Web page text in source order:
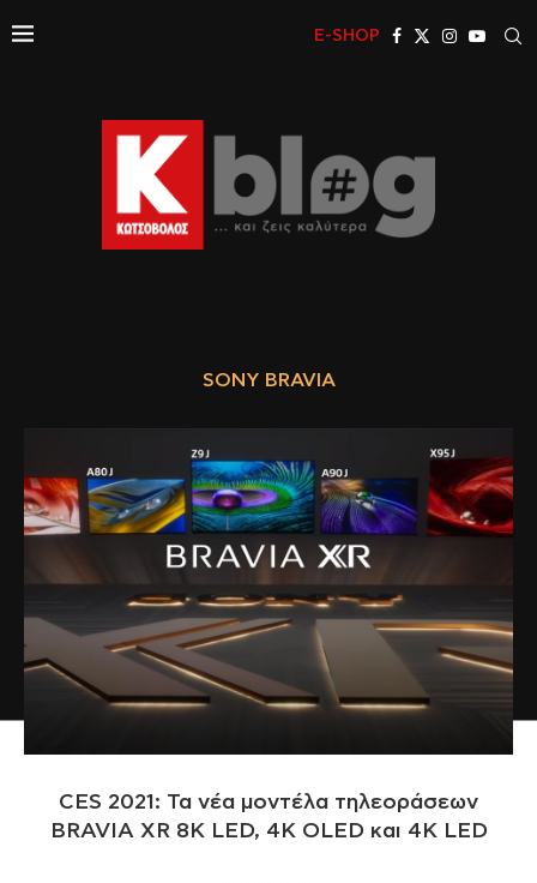
E-SHOP
SONY BRAVIA
CES 2021: Τα νέα μοντέλα τηλεοράσεων
BRAVIA XR 8K LED, 4K OLED και 4K LED